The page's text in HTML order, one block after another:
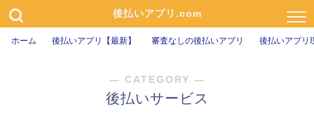
後払いアプリ.com
ホーム 後払いアプリ【最新】 審査なしの後払いアプリ 後払いアプリ
― CATEGORY ―
後払いサービス